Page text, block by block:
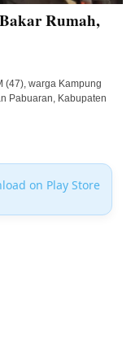
Rumah,
(47), warga Kampung
Pabuaran, Kabupaten